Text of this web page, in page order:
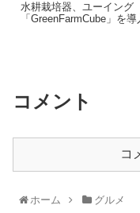
水耕栽培器、ユーイング
「GreenFarmCube」を
コメント
コ
ホーム グルメ